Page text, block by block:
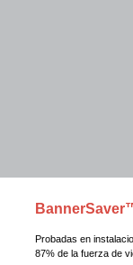
Probadas en
87% de la fuerza de